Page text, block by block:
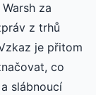
za
z trhů
je přitom
co
slábnoucí